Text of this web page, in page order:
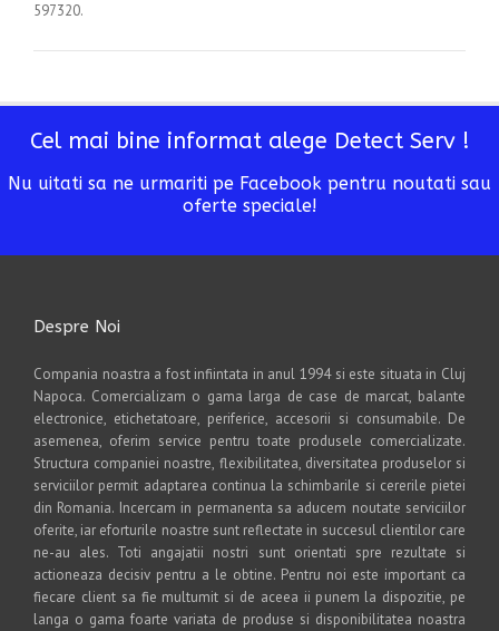
597320.
Cel mai bine informat alege Detect Serv !
Nu uitati sa ne urmariti pe Facebook pentru noutati sau
oferte speciale!
Despre Noi
Compania noastra a fost infiintata in anul 1994 si este situata in Cluj
Napoca. Comercializam o gama larga de case de marcat, balante
electronice, etichetatoare, periferice, accesorii si consumabile. De
asemenea, oferim service pentru toate produsele comercializate.
Structura companiei noastre, flexibilitatea, diversitatea produselor si
serviciilor permit adaptarea continua la schimbarile si cererile pietei
din Romania. Incercam in permanenta sa aducem noutate serviciilor
oferite, iar eforturile noastre sunt reflectate in succesul clientilor care
ne-au ales. Toti angajatii nostri sunt orientati spre rezultate si
actioneaza decisiv pentru a le obtine. Pentru noi este important ca
fiecare client sa fie multumit si de aceea ii punem la dispozitie, pe
langa o gama foarte variata de produse si disponibilitatea noastra